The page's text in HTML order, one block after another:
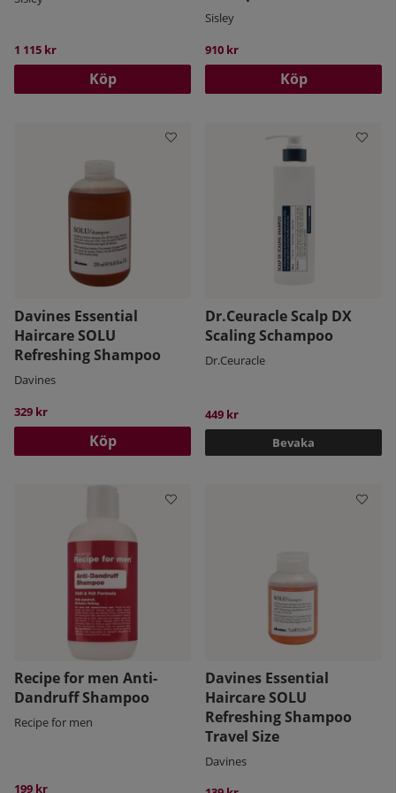
1 115 kr
Köp
Sisley
910 kr
Köp
Davines Essential
Haircare SOLU
Refreshing Shampoo
Davines
329 kr
Köp
Dr.Ceuracle Scalp DX
Scaling Schampoo
Dr.Ceuracle
449 kr
Bevaka
Recipe for men Anti-
Dandruff Shampoo
Recipe for men
199 kr
Davines Essential
Haircare SOLU
Refreshing Shampoo
Travel Size
Davines